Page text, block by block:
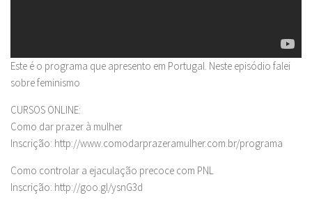
Este é o programa que apresento em Portugal. Neste episódio falei
sobre feminismo
CURSOS ONLINE:
Como dar prazer à mulher
Inscrição: http://www.comodarprazeramulher.com.br/programa
Como controlar a ejaculação precoce com PNL
Inscrição: http://goo.gl/ysnG3d